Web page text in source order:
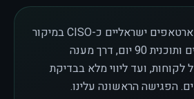
Cybertis מלווה סטארטאפים ישראליים כ-CISO במיקור
חוץ — ממיפוי פערים ותוכנית 90 יום, דרך מענה
ועד ליווי מלא בבדיקת
הפגישה הראשונה עלינו.